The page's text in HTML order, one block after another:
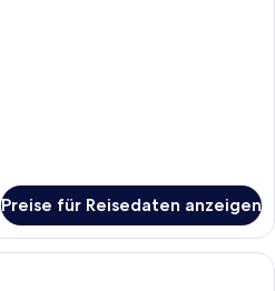
Preise für Reisedaten anzeigen